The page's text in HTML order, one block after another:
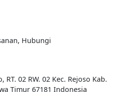
Hubungi
RT. 02 RW. 02 Kec. Rejoso Kab.
Timur 67181 Indonesia